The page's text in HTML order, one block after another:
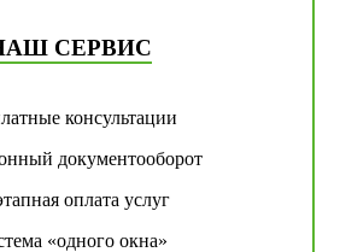
СЕРВИС
консультации
документооборот
оплата услуг
«одного окна»